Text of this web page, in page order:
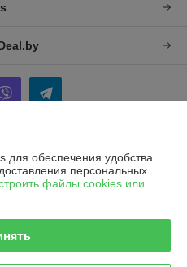
к.5
обеспечения удобства
персональных
файлы cookies или